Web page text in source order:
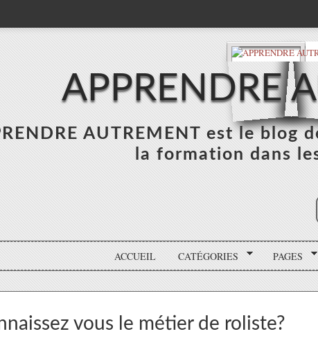
APPRENDRE
AUTREMENT est le blog
la formation dans
ACCUEIL CATÉGORIES PAGES
vous le métier de roliste?